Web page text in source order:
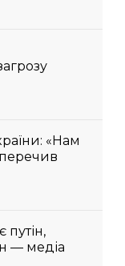
«Нам
путін,
— медіа